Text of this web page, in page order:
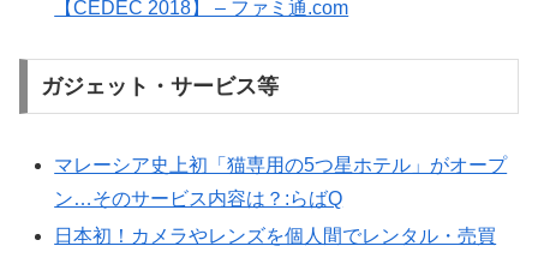
【CEDEC 2018】 – ファミ通.com
ガジェット・サービス等
マレーシア史上初「猫専用の5つ星ホテル」がオープ
ン…そのサービス内容は？:らばQ
日本初！カメラやレンズを個人間でレンタル・売買